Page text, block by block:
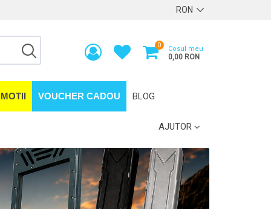
0 Cosul meu
0,00 RON
VOUCHER CADOU BLOG
AJUTOR